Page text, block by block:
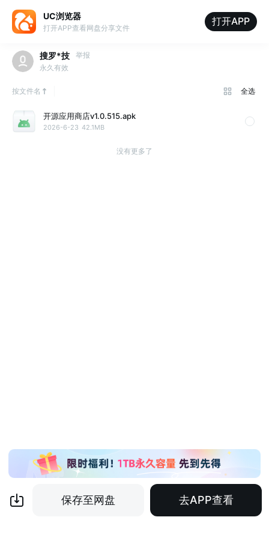
UC浏览器
打开APP查看网盘分享文件
打开APP
搜罗*技
举报
永久有效
按文件名 全选
开源应用商店v1.0.515.apk
2026-6-23 42.1MB
没有更多了
保存至网盘 去APP查看